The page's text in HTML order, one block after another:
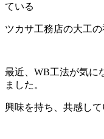
ている
ツカサ工務店の大工
最近、WB工法が気に
ました。
興味を持ち、共感して